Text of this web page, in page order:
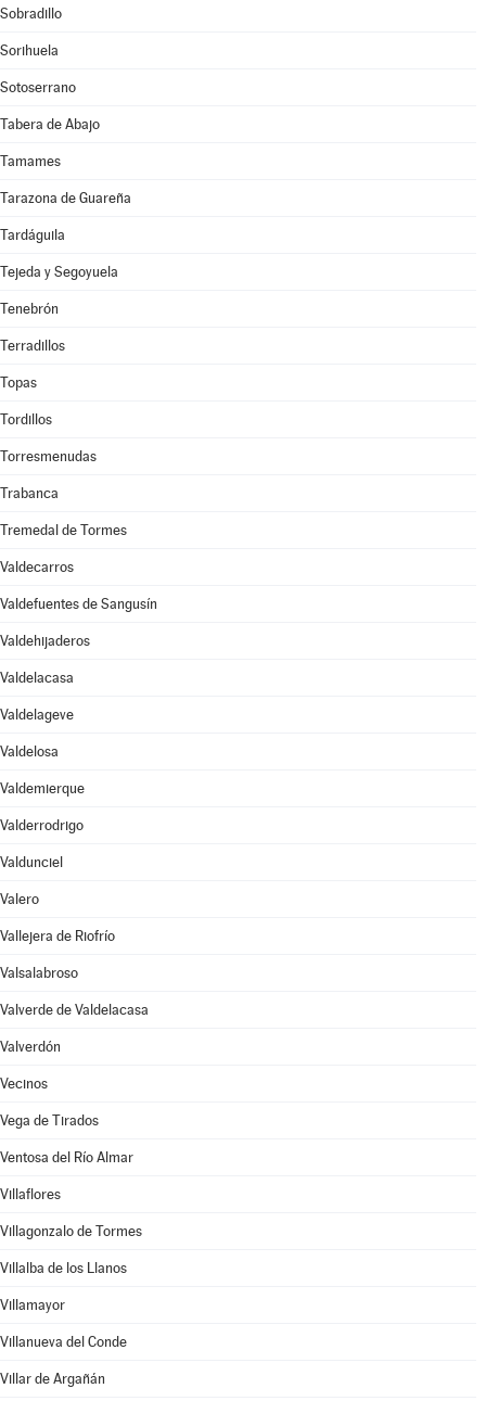
Sobradillo
Sorihuela
Sotoserrano
Tabera de Abajo
Tamames
Tarazona de Guareña
Tardáguila
Tejeda y Segoyuela
Tenebrón
Terradillos
Topas
Tordillos
Torresmenudas
Trabanca
Tremedal de Tormes
Valdecarros
Valdefuentes de Sangusín
Valdehijaderos
Valdelacasa
Valdelageve
Valdelosa
Valdemierque
Valderrodrigo
Valdunciel
Valero
Vallejera de Riofrío
Valsalabroso
Valverde de Valdelacasa
Valverdón
Vecinos
Vega de Tirados
Ventosa del Río Almar
Villaflores
Villagonzalo de Tormes
Villalba de los Llanos
Villamayor
Villanueva del Conde
Villar de Argañán